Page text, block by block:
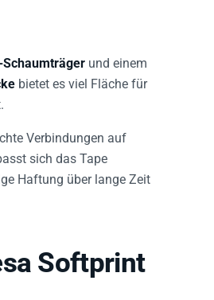
und einem
bietet es viel Fläche für
Verbindungen auf
sich das Tape
Haftung über lange Zeit
Softprint